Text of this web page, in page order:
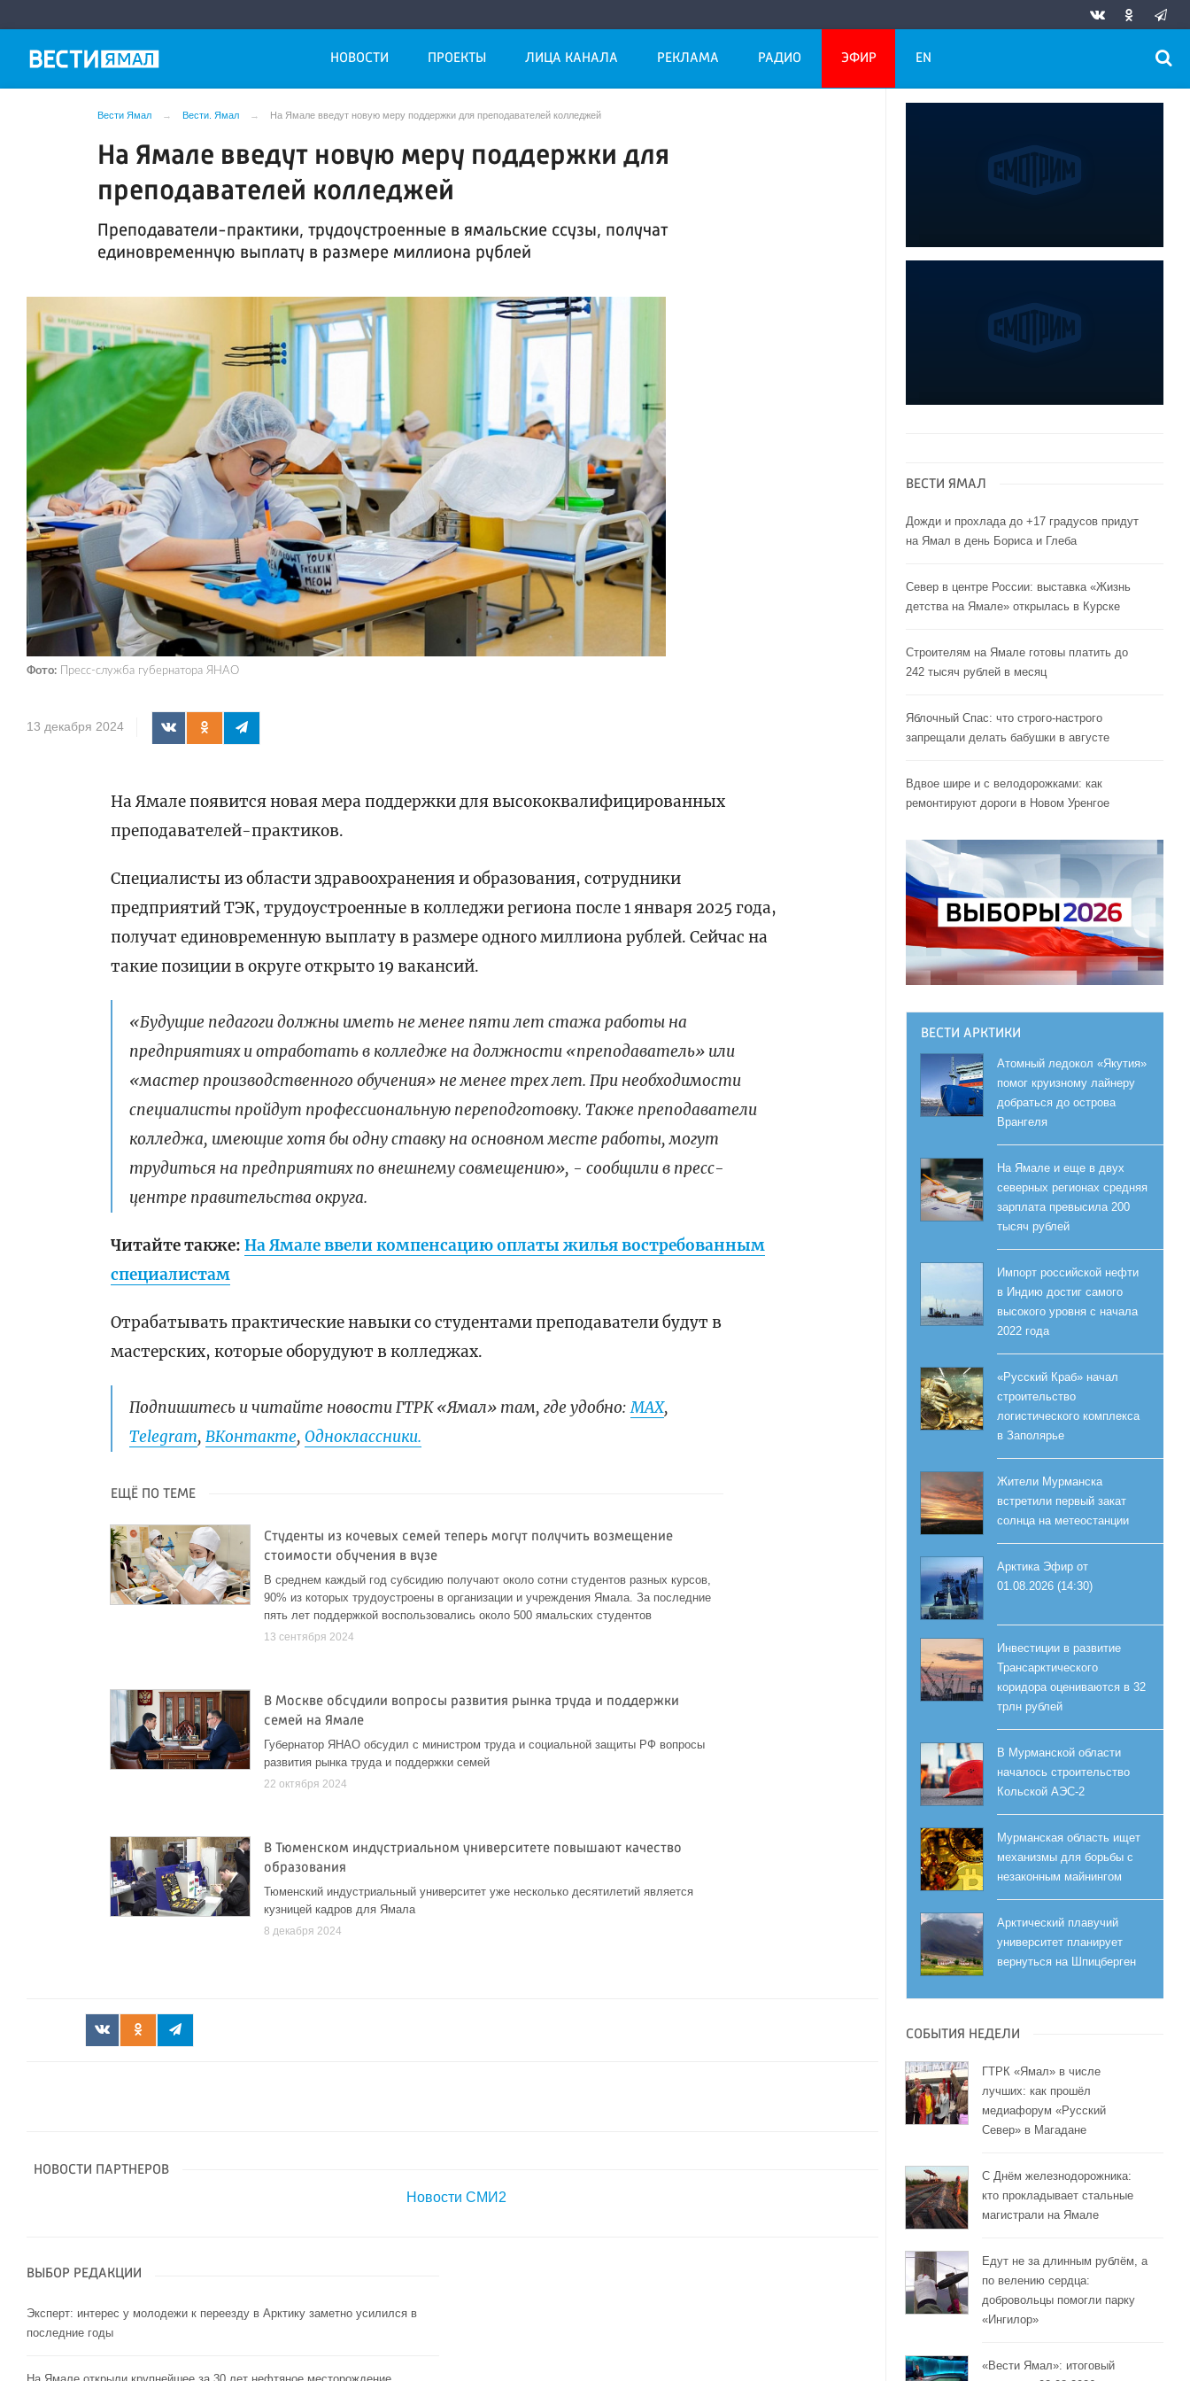
НОВОСТИ ПРОЕКТЫ ЛИЦА КАНАЛА РЕКЛАМА РАДИО ЭФИР EN
Вести Ямал Вести. Ямал На Ямале введут новую меру поддержки для преподавателей колледжей
На Ямале введут новую меру поддержки для
преподавателей колледжей
Преподаватели-практики, трудоустроенные в ямальские ссузы, получат
единовременную выплату в размере миллиона рублей
Фото: Пресс-служба губернатора ЯНАО
13 декабря 2024
На Ямале появится новая мера поддержки для высококвалифицированных
преподавателей-практиков.
Специалисты из области здравоохранения и образования, сотрудники
предприятий ТЭК, трудоустроенные в колледжи региона после 1 января 2025 года,
получат единовременную выплату в размере одного миллиона рублей. Сейчас на
такие позиции в округе открыто 19 вакансий.
«Будущие педагоги должны иметь не менее пяти лет стажа работы на
предприятиях и отработать в колледже на должности «преподаватель» или
«мастер производственного обучения» не менее трех лет. При необходимости
специалисты пройдут профессиональную переподготовку. Также преподаватели
колледжа, имеющие хотя бы одну ставку на основном месте работы, могут
трудиться на предприятиях по внешнему совмещению», - сообщили в пресс-
центре правительства округа.
Читайте также:На Ямале ввели компенсацию оплаты жилья востребованным
специалистам
Отрабатывать практические навыки со студентами преподаватели будут в
мастерских, которые оборудуют в колледжах.
Подпишитесь и читайте новости ГТРК «Ямал» там, где удобно:МАХ,
Telegram,ВКонтакте,Одноклассники.
ЕЩЁ ПО ТЕМЕ
Студенты из кочевых семей теперь могут получить возмещение
стоимости обучения в вузе
В среднем каждый год субсидию получают около сотни студентов разных курсов,
90% из которых трудоустроены в организации и учреждения Ямала. За последние
пять лет поддержкой воспользовались около 500 ямальских студентов
13 сентября 2024
В Москве обсудили вопросы развития рынка труда и поддержки
семей на Ямале
Губернатор ЯНАО обсудил с министром труда и социальной защиты РФ вопросы
развития рынка труда и поддержки семей
22 октября 2024
В Тюменском индустриальном университете повышают качество
образования
Тюменский индустриальный университет уже несколько десятилетий является
кузницей кадров для Ямала
8 декабря 2024
НОВОСТИ ПАРТНЕРОВ
Новости СМИ2
ВЫБОР РЕДАКЦИИ
Эксперт: интерес у молодежи к переезду в Арктику заметно усилился в
последние годы
ВЕСТИ ЯМАЛ
Дожди и прохлада до +17 градусов придут
на Ямал в день Бориса и Глеба
Север в центре России: выставка «Жизнь
детства на Ямале» открылась в Курске
Строителям на Ямале готовы платить до
242 тысяч рублей в месяц
Яблочный Спас: что строго-настрого
запрещали делать бабушки в августе
Вдвое шире и с велодорожками: как
ремонтируют дороги в Новом Уренгое
ВЕСТИ АРКТИКИ
Атомный ледокол «Якутия»
помог круизному лайнеру
добраться до острова
Врангеля
На Ямале и еще в двух
северных регионах средняя
зарплата превысила 200
тысяч рублей
Импорт российской нефти
в Индию достиг самого
высокого уровня с начала
2022 года
«Русский Краб» начал
строительство
логистического комплекса
в Заполярье
Жители Мурманска
встретили первый закат
солнца на метеостанции
Арктика Эфир от
01.08.2026 (14:30)
Инвестиции в развитие
Трансарктического
коридора оцениваются в 32
трлн рублей
В Мурманской области
началось строительство
Кольской АЭС-2
Мурманская область ищет
механизмы для борьбы с
незаконным майнингом
Арктический плавучий
университет планирует
вернуться на Шпицберген
СОБЫТИЯ НЕДЕЛИ
ГТРК «Ямал» в числе
лучших: как прошёл
медиафорум «Русский
Север» в Магадане
С Днём железнодорожника:
кто прокладывает стальные
магистрали на Ямале
Едут не за длинным рублём, а
по велению сердца:
добровольцы помогли парку
«Ингилор»
«Вести Ямал»: итоговый